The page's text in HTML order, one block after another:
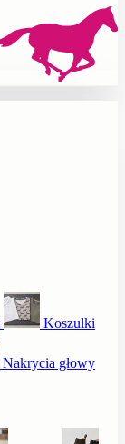
Koszulki
Nakrycia głowy